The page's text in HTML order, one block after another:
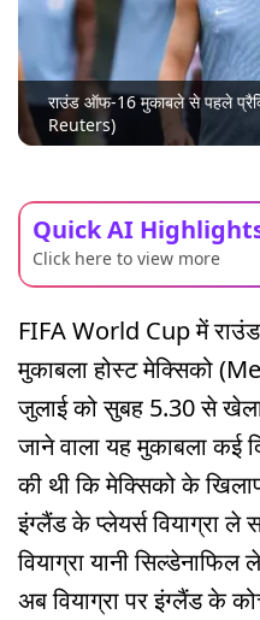
राउंड ऑफ-16 मुकाबले से पहले
Reuters)
Quick AI
Click here to view more
FIFA World Cup में
मुकाबला होस्ट मेक्सिको
जुलाई को सुबह 5.30 से खेला
जाने वाला यह मुकाबला कई
की थी कि मेक्सिको के
इंग्लैंड के प्लेयर्स वियाग्रा
वियाग्रा यानी
अब वियाग्रा पर इंग्लैंड के